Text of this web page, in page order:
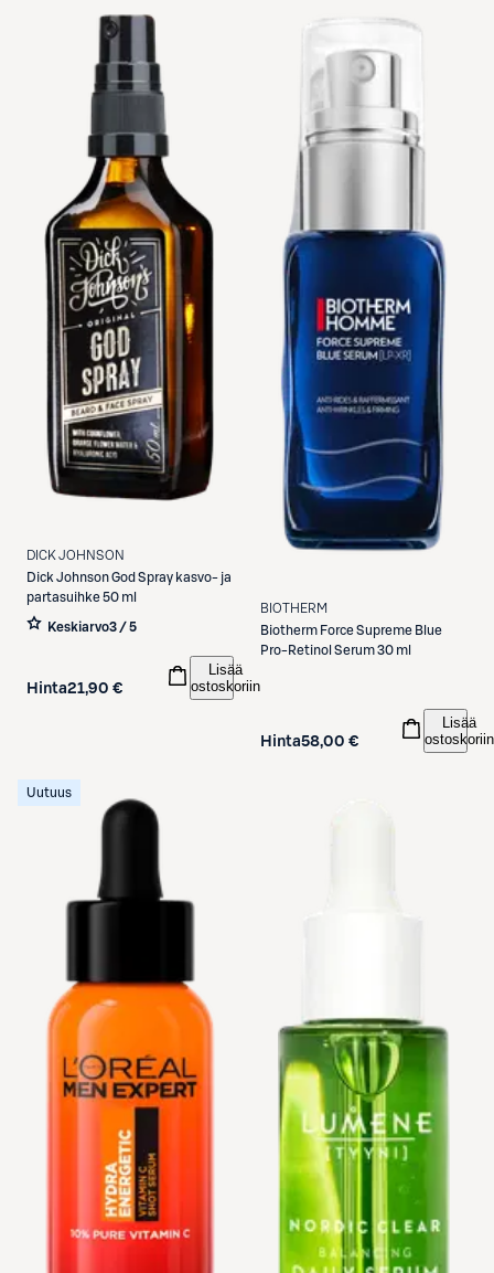
DICK JOHNSON
Dick JohnsonGod Spray kasvo- ja
partasuihke 50 ml
Keskiarvo3 / 5
Hinta21,90 €
Lisää
ostoskoriin
BIOTHERM
Biotherm Force Supreme Blue
Pro-Retinol Serum 30 ml
Hinta58,00 €
Lisää
ostoskoriin
Uutuus